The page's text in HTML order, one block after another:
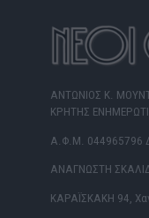
ΑΝΤΩΝΙΟΣ Κ.
ΚΡΗΤΗΣ
Α.Φ.Μ. 044965796
ΑΝΑΓΝΩΣΤΗ
ΚΑΡΑΪΣΚΑΚΗ 94,